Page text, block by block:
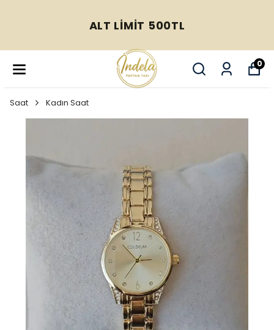
ALT LİMİT 500TL
0
Saat Kadın Saat